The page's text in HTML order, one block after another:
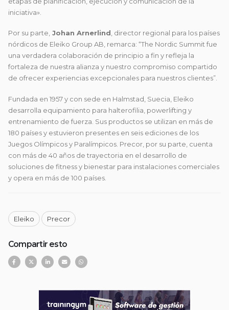
iniciativa».
Por su parte, Johan Arnerlind, director regional para los países
nórdicos de Eleiko Group AB, remarca: “The Nordic Summit fue
una verdadera colaboración de principio a fin y refleja la
fortaleza de nuestra alianza y nuestro compromiso compartido
de ofrecer experiencias excepcionales para nuestros clientes”.
Fundada en 1957 y con sede en Halmstad, Suecia, Eleiko
desarrolla equipamiento para halterofilia, powerlifting y
entrenamiento de fuerza. Sus productos se utilizan en más de
180 países y estuvieron presentes en seis ediciones de los
Juegos Olímpicos y Paralímpicos. Precor, por su parte, cuenta
con más de 40 años de trayectoria en el desarrollo de
soluciones de fitness y bienestar para instalaciones comerciales
y opera en más de 100 países.
Eleiko Precor
Compartir esto